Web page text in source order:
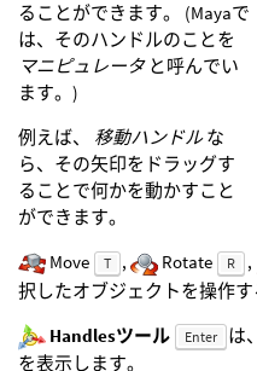
ることができます。 (Mayaで
は、そのハンドルのことを
マニピュレータと呼んでい
ます。)
例えば、 移動ハンドルな
ら、その矢印をドラッグす
ることで何かを動かすこと
ができます。
Move
T , Rotate R ,
択したオブジェクトを操作す
Handlesツール
Enter
は
を表示します。